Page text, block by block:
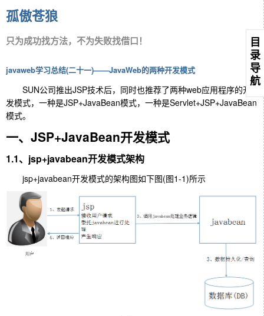
孤傲苍狼
只为成功找方法，不为失败找借口！
javaweb学习总结(二十一)——JavaWeb的两种开发模式
SUN公司推出JSP技术后，同时也推荐了两种web应用程序的开
发模式，一种是JSP+JavaBean模式，一种是Servlet+JSP+JavaBean
模式。
一、JSP+JavaBean开发模式
1.1、jsp+javabean开发模式架构
jsp+javabean开发模式的架构图如下图(图1-1)所示
目
录
导
航